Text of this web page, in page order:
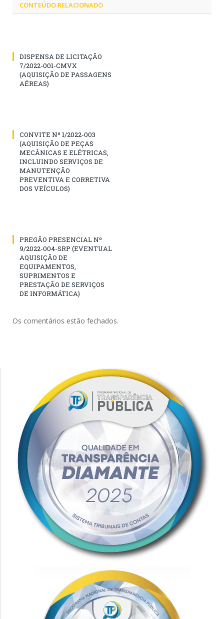
CONTEÚDO RELACIONADO
DISPENSA DE LICITAÇÃO
7/2022-001-CMVX
(AQUISIÇÃO DE PASSAGENS
AÉREAS)
CONVITE Nº 1/2022-003
(AQUISIÇÃO DE PEÇAS
MECÂNICAS E ELÉTRICAS,
INCLUINDO SERVIÇOS DE
MANUTENÇÃO
PREVENTIVA E CORRETIVA
DOS VEÍCULOS)
PREGÃO PRESENCIAL Nº
9/2022-004-SRP (EVENTUAL
AQUISIÇÃO DE
EQUIPAMENTOS,
SUPRIMENTOS E
PRESTAÇÃO DE SERVIÇOS
DE INFORMÁTICA)
Os comentários estão fechados.